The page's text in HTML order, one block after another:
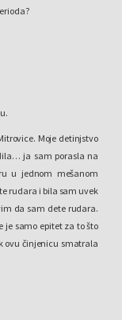
Moje detinjstvo
ja sam porasla na
u jednom mešanom
rudara i bila sam uvek
da sam dete rudara.
je samo epitet za to što
ovu činjenicu smatrala
prosto da volim